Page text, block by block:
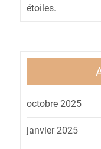
étoiles.
octobre 2025
janvier 2025